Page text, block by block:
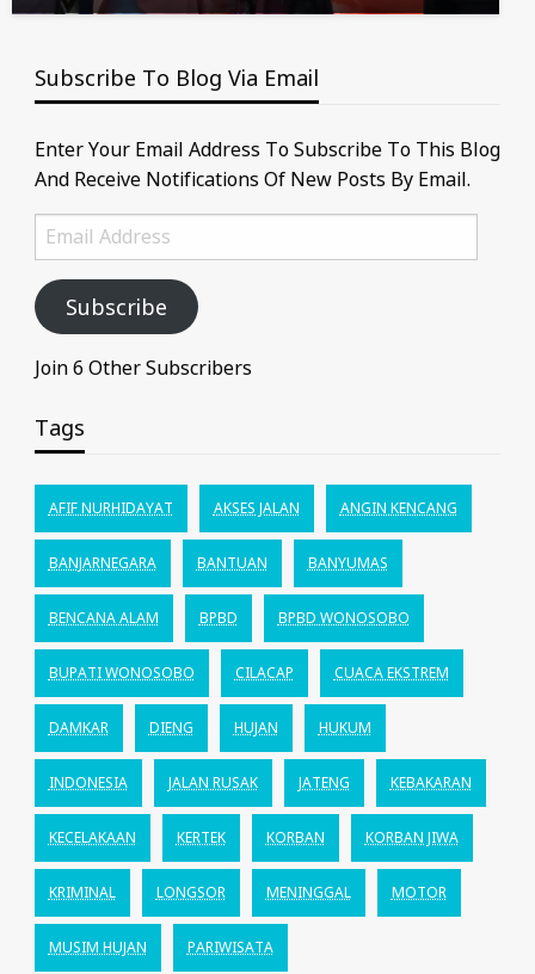
Subscribe To Blog Via Email
Enter Your Email Address To Subscribe To This Blog
And Receive Notifications Of New Posts By Email.
Email
Address
Subscribe
Join 6 Other Subscribers
Tags
AFIF NURHIDAYAT AKSES JALAN ANGIN KENCANG
BANJARNEGARA BANTUAN BANYUMAS
BENCANA ALAM BPBD BPBD WONOSOBO
BUPATI WONOSOBO CILACAP CUACA EKSTREM
DAMKAR DIENG HUJAN HUKUM
INDONESIA JALAN RUSAK JATENG KEBAKARAN
KECELAKAAN KERTEK KORBAN KORBAN JIWA
KRIMINAL LONGSOR MENINGGAL MOTOR
MUSIM HUJAN PARIWISATA